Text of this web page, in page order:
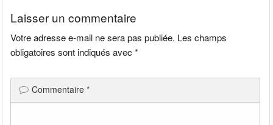
Laisser un commentaire
Votre adresse e-mail ne sera pas publiée. Les champs
obligatoires sont indiqués avec*
Commentaire*